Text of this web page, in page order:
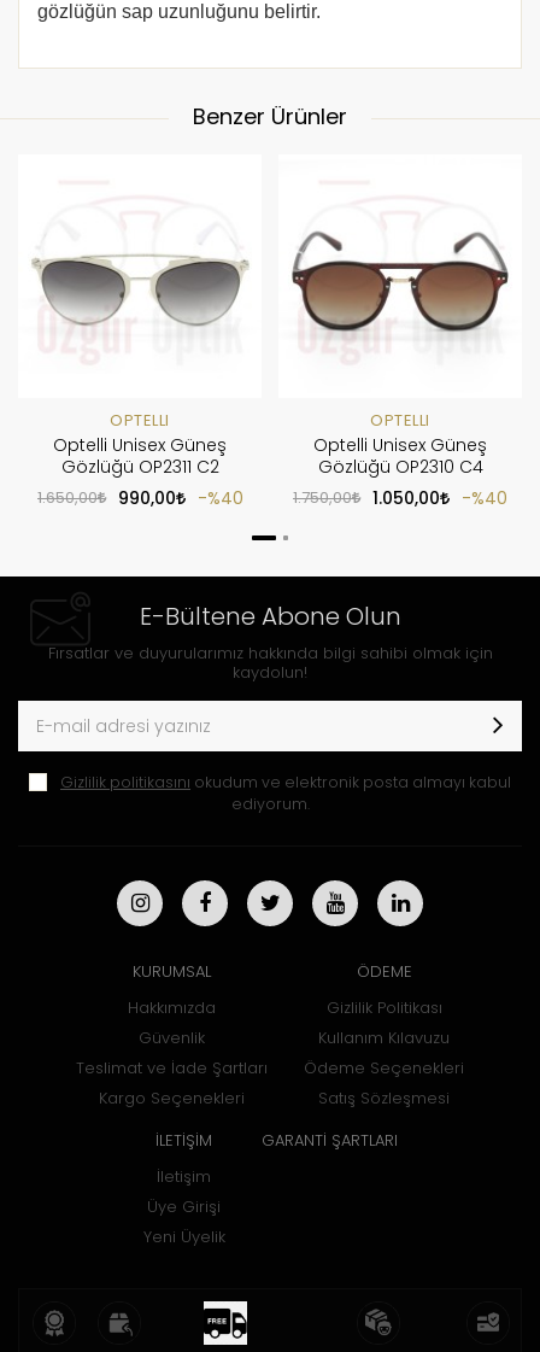
gözlüğün sap uzunluğunu belirtir.
Benzer Ürünler
OPTELLI
Optelli Unisex Güneş
Gözlüğü OP2311 C2
1.650,00 990,00 %40
OPTELLI
Optelli Unisex Güneş
Gözlüğü OP2310 C4
1.750,00 1.050,00 %40
E-Bültene Abone Olun
Fırsatlar ve duyurularımız hakkında bilgi sahibi olmak için
kaydolun!
Gizlilik politikasını okudum ve elektronik posta almayı kabul
ediyorum.
KURUMSAL
Hakkımızda
Güvenlik
Teslimat ve İade Şartları
Kargo Seçenekleri
ÖDEME
Gizlilik Politikası
Kullanım Kılavuzu
Ödeme Seçenekleri
Satış Sözleşmesi
İLETİŞİM
İletişim
Üye Girişi
Yeni Üyelik
GARANTİ ŞARTLARI